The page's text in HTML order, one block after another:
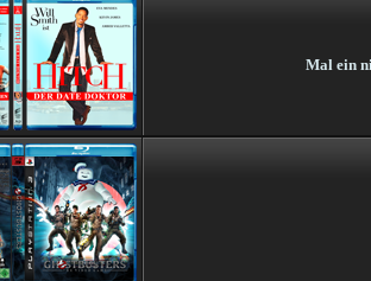
Mal ein